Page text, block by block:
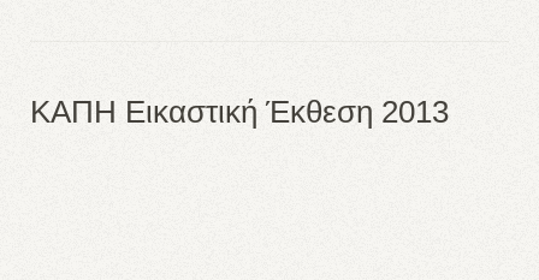
ΚΑΠΗ Εικαστική Έκθεση 2013